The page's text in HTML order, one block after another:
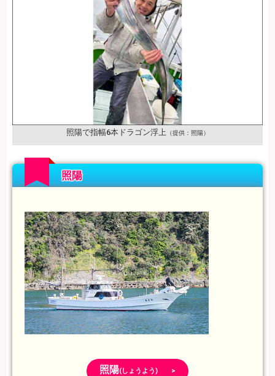
照陽で指幅6本ドラゴン浮上 （提供：照陽）
照陽
照陽(しょうよう) >